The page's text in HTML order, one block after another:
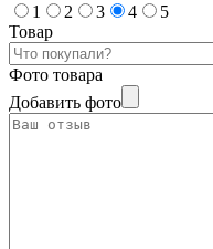
1
2 3 4
5
Товар
Фото товара
Добавить фото